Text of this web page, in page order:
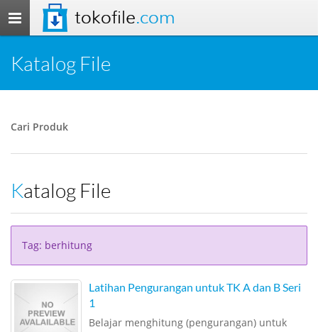
Toggle
navigation
tokofile.com
Katalog File
Cari Produk
Katalog File
Tag: berhitung
Latihan Pengurangan untuk TK A dan B Seri
1
Belajar menghitung (pengurangan) untuk